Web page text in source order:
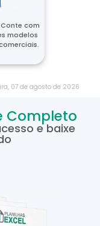
com
modelos
, 07 de agosto de 2026
Completo
e baixe